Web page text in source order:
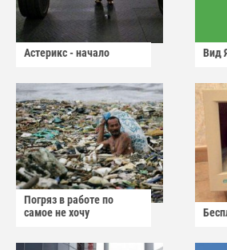
Астерикс - начало Вид
Погряз в работе по
самое не хочу